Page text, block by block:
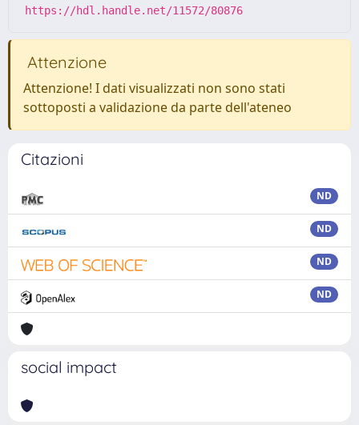
https://hdl.handle.net/11572/80876
Attenzione
Attenzione! I dati visualizzati non sono stati
sottoposti a validazione da parte dell'ateneo
Citazioni
ND
ND
ND
ND
social impact